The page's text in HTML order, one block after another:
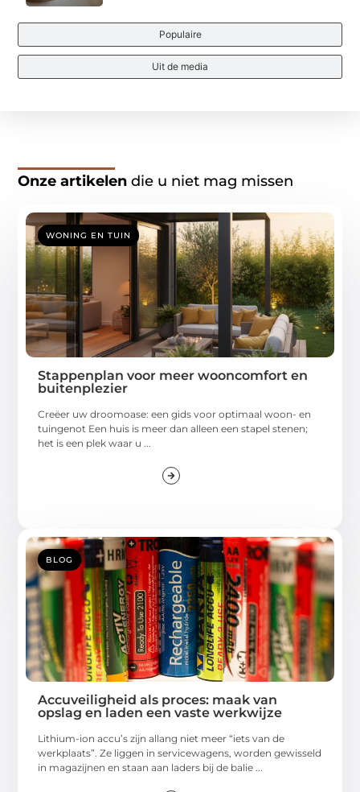
Populaire
Uit de media
Onze artikelen die u niet mag missen
WONING EN TUIN
Stappenplan voor meer wooncomfort en
buitenplezier
Creëer uw droomoase: een gids voor optimaal woon- en
tuingenot Een huis is meer dan alleen een stapel stenen;
het is een plek waar u ...
BLOG
Accuveiligheid als proces: maak van
opslag en laden een vaste werkwijze
Lithium-ion accu’s zijn allang niet meer “iets van de
werkplaats”. Ze liggen in servicewagens, worden gewisseld
in magazijnen en staan aan laders bij de balie ...